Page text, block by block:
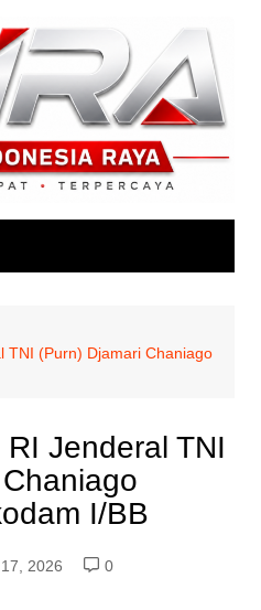
TNI (Purn) Djamari Chaniago
Jenderal TNI
I/BB
2026
0